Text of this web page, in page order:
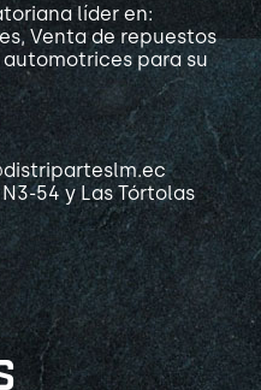
líder en:
Venta de repuestos
para su
54 y Las Tórtolas